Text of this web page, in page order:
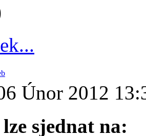
Únor 2012
sjednat na: